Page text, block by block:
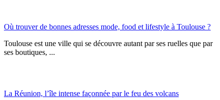
Où trouver de bonnes adresses mode, food et lifestyle à Toulouse ?
Toulouse est une ville qui se découvre autant par ses ruelles que par
ses boutiques, ...
La Réunion, l’île intense façonnée par le feu des volcans